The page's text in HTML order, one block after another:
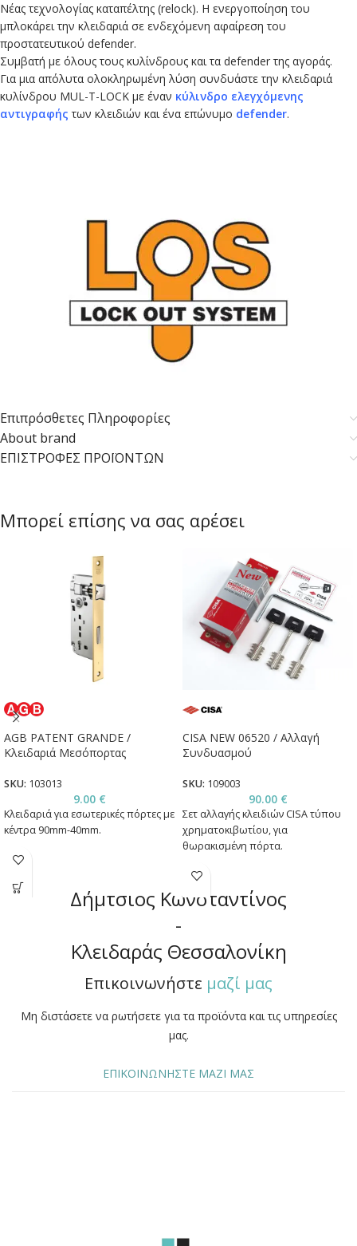
Νέας τεχνολογίας καταπέλτης (relock). Η ενεργοποίηση του
μπλοκάρει την κλειδαριά σε ενδεχόμενη αφαίρεση του
προστατευτικού defender.
Συμβατή με όλους τους κυλίνδρους και τα defender της αγοράς.
Για μια απόλυτα ολοκληρωμένη λύση συνδυάστε την κλειδαριά
κυλίνδρου MUL-T-LOCK με έναν κύλινδρο ελεγχόμενης
αντιγραφής των κλειδιών και ένα επώνυμο defender.
Επιπρόσθετες Πληροφορίες
About brand
ΕΠΙΣΤΡΟΦΕΣ ΠΡΟΪΟΝΤΩΝ
Μπορεί επίσης να σας αρέσει
AGB PATENT GRANDE /
Κλειδαριά Μεσόπορτας
SKU: 103013
9.00 €
Κλειδαριά για εσωτερικές πόρτες με
κέντρα 90mm-40mm.
CISA NEW 06520 / Αλλαγή
Συνδυασμού
SKU: 109003
90.00 €
Σετ αλλαγής κλειδιών CISA τύπου
χρηματοκιβωτίου, για
θωρακισμένη πόρτα.
Δήμτσιος Κωνσταντίνος
-
Κλειδαράς Θεσσαλονίκη
Επικοινωνήστε μαζί μας
Μη διστάσετε να ρωτήσετε για τα προϊόντα και τις υπηρεσίες
μας.
ΕΠΙΚΟΙΝΩΝΗΣΤΕ ΜΑΖΙ ΜΑΣ